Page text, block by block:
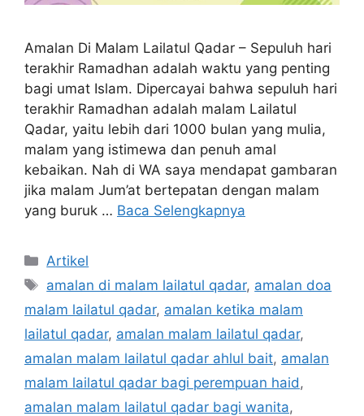
Amalan Di Malam Lailatul Qadar – Sepuluh hari
terakhir Ramadhan adalah waktu yang penting
bagi umat Islam. Dipercayai bahwa sepuluh hari
terakhir Ramadhan adalah malam Lailatul
Qadar, yaitu lebih dari 1000 bulan yang mulia,
malam yang istimewa dan penuh amal
kebaikan. Nah di WA saya mendapat gambaran
jika malam Jum’at bertepatan dengan malam
yang buruk … Baca Selengkapnya
Kategori
Artikel
Tag
amalan di malam lailatul qadar, amalan doa
malam lailatul qadar, amalan ketika malam
lailatul qadar, amalan malam lailatul qadar,
amalan malam lailatul qadar ahlul bait, amalan
malam lailatul qadar bagi perempuan haid ,
amalan malam lailatul qadar bagi wanita,